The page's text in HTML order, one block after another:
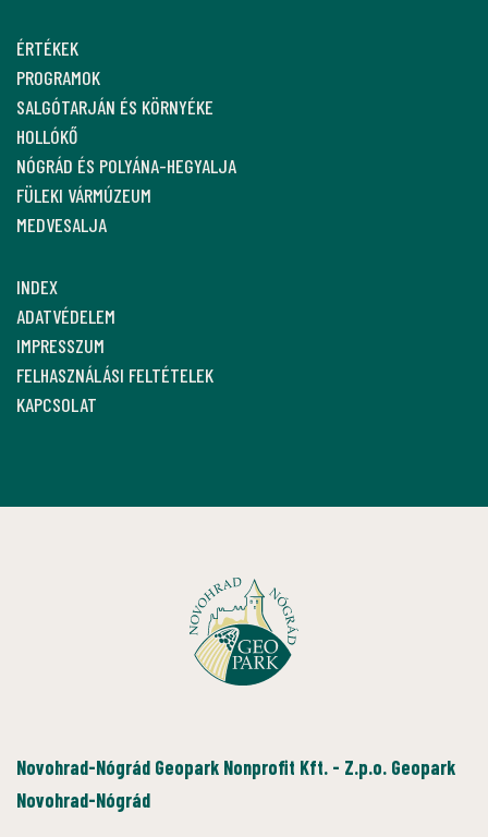
ÉRTÉKEK
PROGRAMOK
SALGÓTARJÁN ÉS KÖRNYÉKE
HOLLÓKŐ
NÓGRÁD ÉS POLYÁNA-HEGYALJA
FÜLEKI VÁRMÚZEUM
MEDVESALJA
INDEX
ADATVÉDELEM
IMPRESSZUM
FELHASZNÁLÁSI FELTÉTELEK
KAPCSOLAT
Novohrad-Nógrád Geopark Nonprofit Kft. - Z.p.o. Geopark
Novohrad-Nógrád